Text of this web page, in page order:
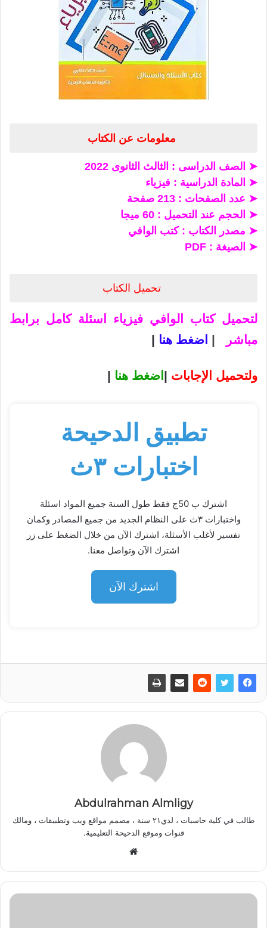
معلومات عن الكتاب
➤ الصف الدراسى : الثالث الثانوى 2022
➤ المادة الدراسية : فيزياء
➤ عدد الصفحات : 213 صفحة
➤ الحجم عند التحميل : 60 ميجا
➤ مصدر
الكتاب : كتب الوافي
➤ الصيغة : PDF
تحميل الكتاب
لتحميل كتاب الوافي فيزياء
اسئلة كامل برابط
مباشر | اضغط هنا |
ولتحميل الإجابات | اضغط هنا |
تطبيق الدحيحة
اختبارات ٣ث
اشترك ب 50ج فقط طول السنة جميع المواد اسئلة
واختبارات ٣ث على النظام الجديد من جميع المصادر وكمان
تفسير لأغلب الأسئلة، اشترك الآن من خلال الضغط على زر
اشترك الآن وتواصل معنا.
اشترك الآن
Abdulrahman Almligy
طالب في كلية حاسبات ، لدي٢١ سنة ، مصمم مواقع ويب وتطبيقات ، ومالك
قنوات وموقع الدحيحة التعليمية.